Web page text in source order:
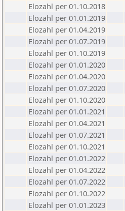
Elozahl per 01.10.2018
Elozahl per 01.01.2019
Elozahl per 01.04.2019
Elozahl per 01.07.2019
Elozahl per 01.10.2019
Elozahl per 01.01.2020
Elozahl per 01.04.2020
Elozahl per 01.07.2020
Elozahl per 01.10.2020
Elozahl per 01.01.2021
Elozahl per 01.04.2021
Elozahl per 01.07.2021
Elozahl per 01.10.2021
Elozahl per 01.01.2022
Elozahl per 01.04.2022
Elozahl per 01.07.2022
Elozahl per 01.10.2022
Elozahl per 01.01.2023